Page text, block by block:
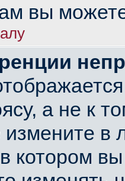
вы
а не к
измените в
котором